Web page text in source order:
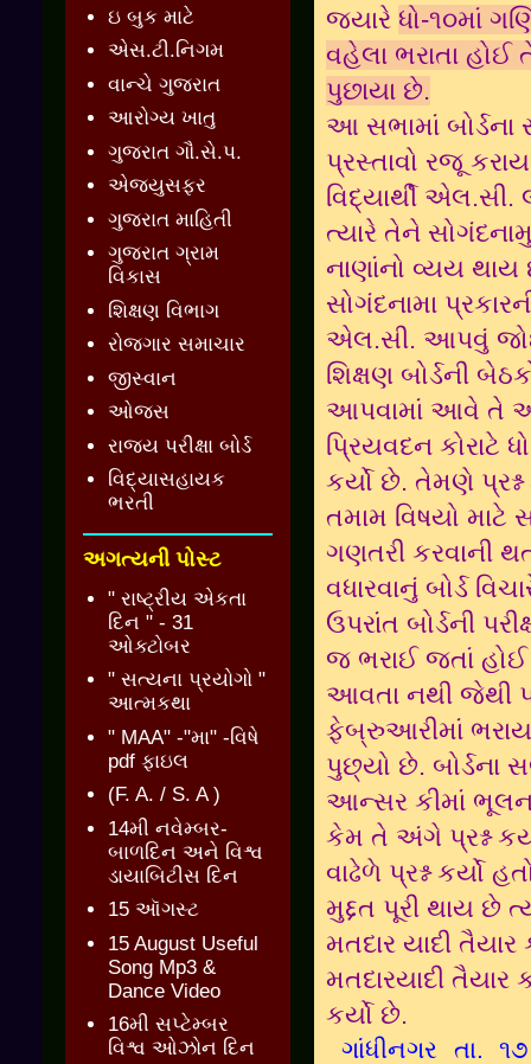
જ્યારે ધો-૧૦માં
વહેલા ભરાતા હોઈ
પુછાયા છે.
આ સભામાં બોર્ડના
પ્રસ્તાવો રજૂ
વિદ્યાર્થી
ત્યારે તેને
નાણાંનો વ્યય થાય
સોગંદનામા
એલ.સી. આપવું
શિક્ષણ બોર્ડની
આપવામાં આવે તે
પ્રિયવદન કોરાટે
કર્યો છે. તેમણે
તમામ વિષયો માટે
ગણતરી કરવાની
વધારવાનું બોર્ડ
ઉપરાંત બોર્ડની
જ ભરાઈ જતાં હોઈ
આવતા નથી જેથી
ફેબ્રુઆરીમાં ભરાય
પુછ્યો છે. બોર્ડના
આન્સર કીમાં
કેમ તે અંગે પ્રશ્ન
વાઢેળે પ્રશ્ન કર્યો
મુદ્દત પૂરી થાય છે
મતદાર યાદી તૈયાર
મતદારયાદી તૈયાર
કર્યો છે.
ગાંધીનગર તા.
ઇ બુક માટે
એસ.ટી.નિગમ
વાન્ચે ગુજરાત
આરોગ્ય ખાતુ
ગુજરાત ગૌ.સે.પ.
એજ્યુસફર
ગુજરાત માહિતી
ગુજરાત ગ્રામ
વિકાસ
શિક્ષણ વિભાગ
રોજગાર સમાચાર
જીસ્વાન
ઓજસ
રાજ્ય પરીક્ષા બોર્ડ
વિદ્યાસહાયક
ભરતી
અગત્યની પોસ્ટ
" રાષ્ટ્રીય એકતા
દિન " - 31
ઓક્ટોબર
" સત્યના પ્રયોગો "
આત્મકથા
" MAA" -"મા" -વિષે
pdf ફાઇલ
(F. A. / S. A )
14મી નવેમ્બર-
બાળદિન અને વિશ્વ
ડાયાબિટીસ દિન
15 ઑગસ્ટ
15 August Useful
Song Mp3 &
Dance Video
16મી સપ્ટેમ્બર
વિશ્વ ઓઝોન દિન